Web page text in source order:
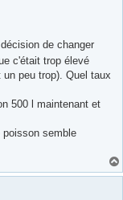
de changer
c'était trop élevé
peu trop). Quel taux
500 l maintenant et
poisson semble